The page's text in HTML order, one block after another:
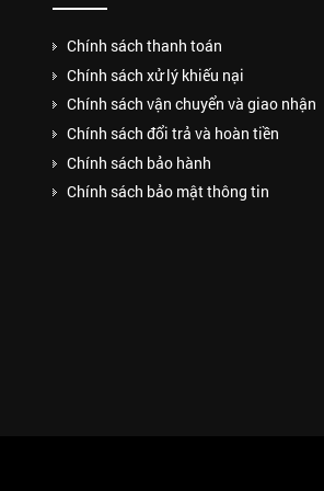
Chính sách thanh toán
Chính sách xử lý khiếu nại
Chính sách vận chuyển và giao nhận
Chính sách đổi trả và hoàn tiền
Chính sách bảo hành
Chính sách bảo mật thông tin